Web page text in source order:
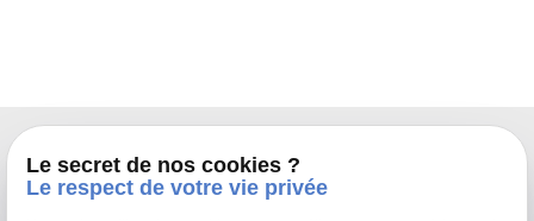
Le secret de nos cookies ?
Le respect de votre vie privée